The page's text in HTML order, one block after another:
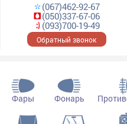
(067)462-92-67
(050)337-67-06
(093)700-19-49
Обратный звонок
Фары Фонарь